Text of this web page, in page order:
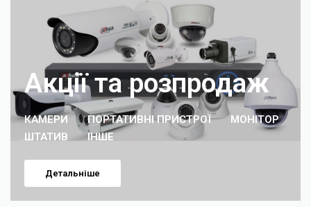
Акції та розпродаж
КАМЕРИ ПОРТАТИВНІ ПРИСТРОЇ
МОНІТОР
ШТАТИВ
ІНШЕ
Детальніше